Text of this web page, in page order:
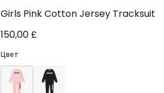
Girls Pink Cotton Jersey Tracksuit
150,00 £
Цвет